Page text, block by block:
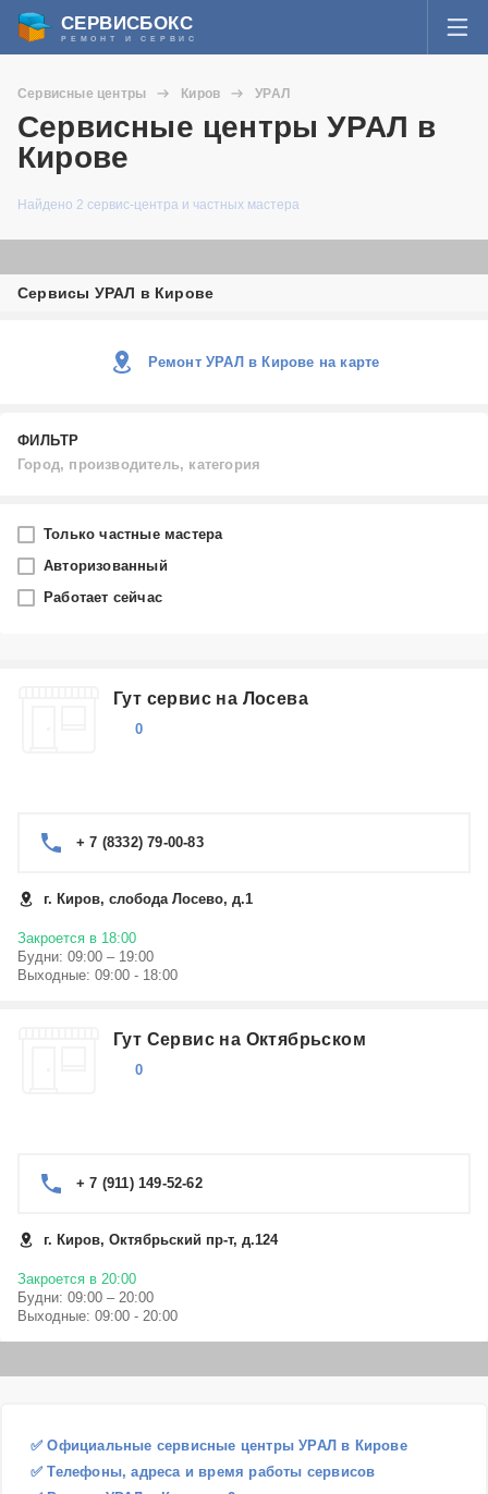
СЕРВИСБОКС
РЕМОНТ И СЕРВИС
Я забыл пароль
СЕРВИСЫ И МАСТЕРА
НОВОСТИ
ДОБАВИТЬ СЕРВИСНЫЙ ЦЕНТР ИЛИ ЧАСТНОГО МАСТЕРА
Сервисные центры Киров УРАЛ
Сервисные центры УРАЛ в
Кирове
Найдено 2 сервис-центра и частных мастера
Сервисы УРАЛ в Кирове
Ремонт УРАЛ в Кирове на карте
ФИЛЬТР
Город, производитель, категория
Киров
Производитель
Только частные мастера
Авторизованный
Работает сейчас
Гут сервис на Лосева
0
+ 7 (8332) 79-00-83
г. Киров, слобода Лосево, д.1
Закроется в 18:00
Будни: 09:00 – 19:00
Выходные: 09:00 - 18:00
Гут Сервис на Октябрьском
0
+ 7 (911) 149-52-62
г. Киров, Октябрьский пр-т, д.124
Закроется в 20:00
Будни: 09:00 – 20:00
Выходные: 09:00 - 20:00
✅ Официальные сервисные центры УРАЛ в Кирове
✅ Телефоны, адреса и время работы сервисов